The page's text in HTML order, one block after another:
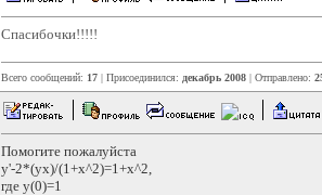
Спасибочки!!!!!
Всего сообщений: 17 | Присоединился: декабрь 2008 | Отправлено:
Помогите пожалуйста
у'-2*(ух)/(1+х^2)=1+х^2,
где у(0)=1